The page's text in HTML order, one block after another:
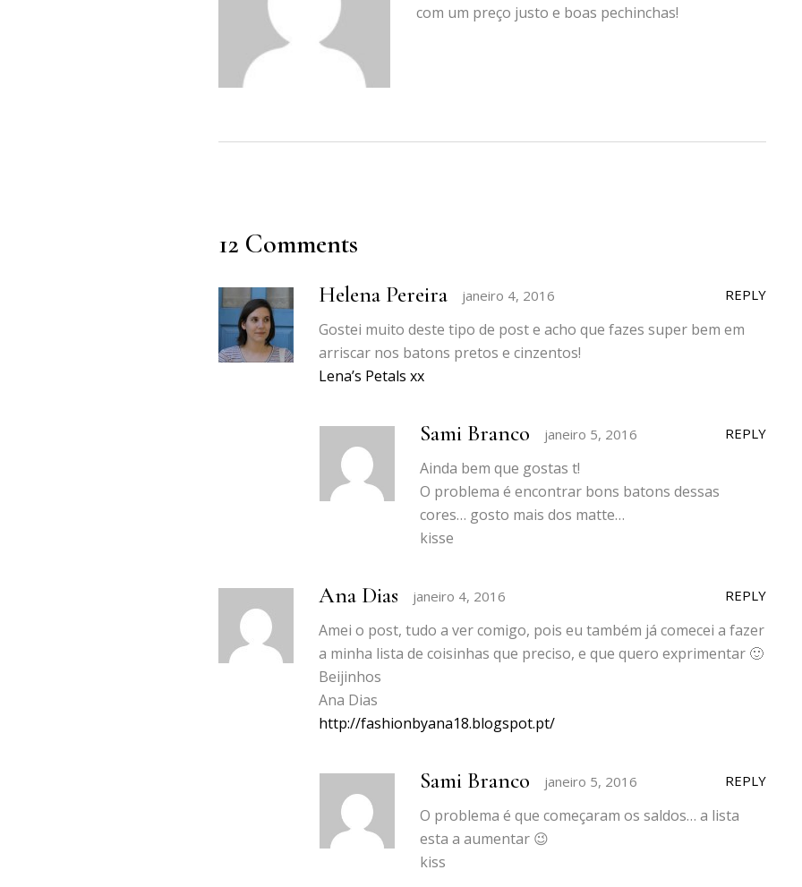
com um preço justo e boas pechinchas!
12 Comments
Helena Pereira janeiro 4, 2016 REPLY
Gostei muito deste tipo de post e acho que fazes super bem em
arriscar nos batons pretos e cinzentos!
Lena’s Petals xx
Sami Branco janeiro 5, 2016 REPLY
Ainda bem que gostas t!
O problema é encontrar bons batons dessas
cores… gosto mais dos matte…
kisse
Ana Dias janeiro 4, 2016 REPLY
Amei o post, tudo a ver comigo, pois eu também já comecei a fazer
a minha lista de coisinhas que preciso, e que quero exprimentar 🙂
Beijinhos
Ana Dias
http://fashionbyana18.blogspot.pt/
Sami Branco janeiro 5, 2016 REPLY
O problema é que começaram os saldos… a lista
esta a aumentar 😉
kiss